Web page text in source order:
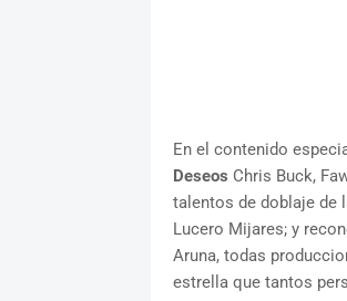
En el contenido
Deseos Chris Buck,
talentos de doblaje de
Lucero Mijares; y
Aruna, todas
estrella que tantos